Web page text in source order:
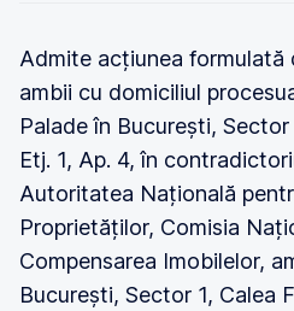
Admite acțiunea formulată
ambii cu domiciliul
Palade în București,
Etj. 1, Ap. 4, în
Autoritatea Națională
Proprietăților, Comisia
Compensarea Imobilelor,
București, Sector 1, Calea